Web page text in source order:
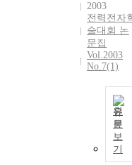
2003
전력전자
술대회 논
문집
Vol.2003
No.7(1)
원
문
보
기